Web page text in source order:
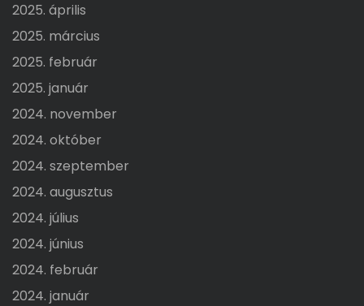
2025. április
2025. március
2025. február
2025. január
2024. november
2024. október
2024. szeptember
2024. augusztus
2024. július
2024. június
2024. február
2024. január